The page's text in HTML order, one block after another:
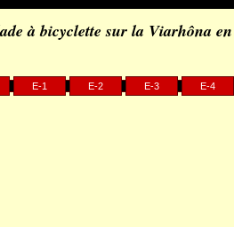
à bicyclette sur la Viarhôna
E-1 E-2 E-3 E-4